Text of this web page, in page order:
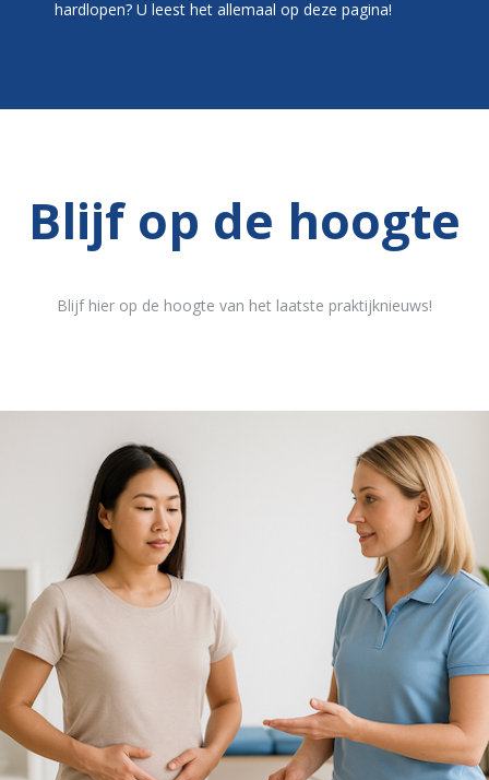
hardlopen? U leest het allemaal op deze pagina!
Blijf op de hoogte
Blijf hier op de hoogte van het laatste praktijknieuws!